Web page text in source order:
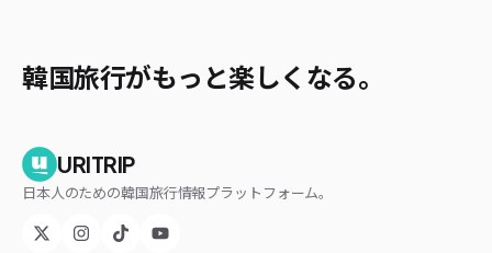
韓国旅行がもっと楽しくなる。
URITRIP
日本人のための韓国旅行情報プラットフォーム。